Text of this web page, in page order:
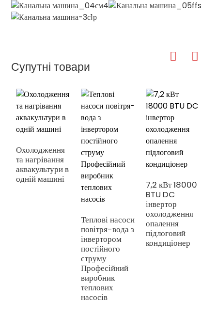
Супутні товари
Охолодження
та нагрівання
аквакультури в
одній машині
Теплові насоси
повітря-вода з
інвертором
постійного
струму
Професійний
виробник
теплових
насосів
7,2 кВт 18000
BTU DC
інвертор
охолодження
опалення
підлоговий
кондиціонер